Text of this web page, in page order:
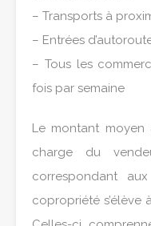
– Transports à
– Entrées
– Tous les
fois par semaine
Le montant
charge du
correspondant
copropriété